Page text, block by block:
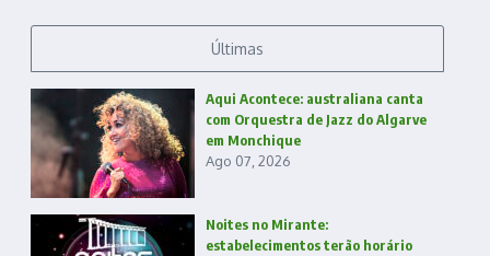
Últimas
Aqui Acontece: australiana canta
com Orquestra de Jazz do Algarve
em Monchique
Ago 07, 2026
Noites no Mirante:
estabelecimentos terão horário